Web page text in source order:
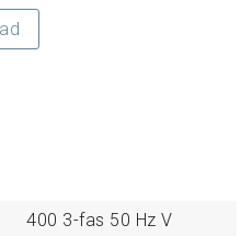
400 3-fas 50 Hz V